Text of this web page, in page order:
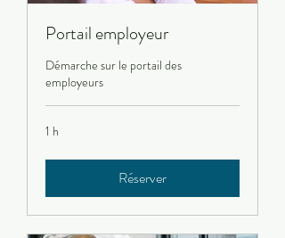
Portail employeur
Démarche sur le portail des
employeurs
1 h
Réserver